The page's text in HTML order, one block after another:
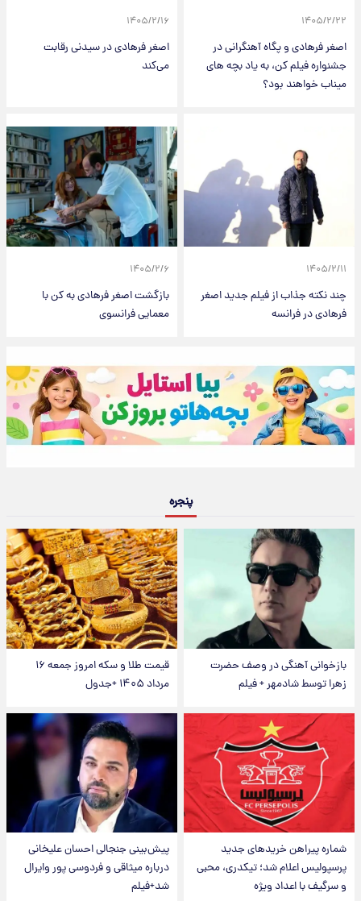
۱۴۰۵/۲/۲۲
اصغر فرهادی و پگاه آهنگرانی در
جشنواره فیلم کن، به یاد بچه های
میناب خواهند بود؟
۱۴۰۵/۲/۱۶
اصغر فرهادی در سیدنی رقابت
می‌کند
۱۴۰۵/۲/۱۱
چند نکته جذاب از فیلم جدید اصغر
فرهادی در فرانسه
۱۴۰۵/۲/۶
بازگشت اصغر فرهادی به کن با
معمایی فرانسوی
پنجره
بازخوانی آهنگی در وصف حضرت
زهرا توسط شادمهر + فیلم
قیمت طلا و سکه امروز جمعه ۱۶
مرداد ۱۴۰۵ +جدول
شماره پیراهن خریدهای جدید
پرسپولیس اعلام شد؛ تیکدری، محبی
و سرگیف با اعداد ویژه
پیش‌بینی جنجالی احسان علیخانی
درباره میثاقی و فردوسی پور وایرال
شد+فیلم